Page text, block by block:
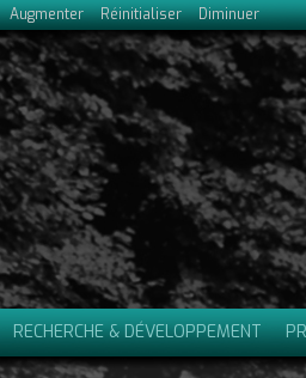
RECHERCHE & DÉVELOPPEMENT
Augmenter Réinitialiser Diminuer